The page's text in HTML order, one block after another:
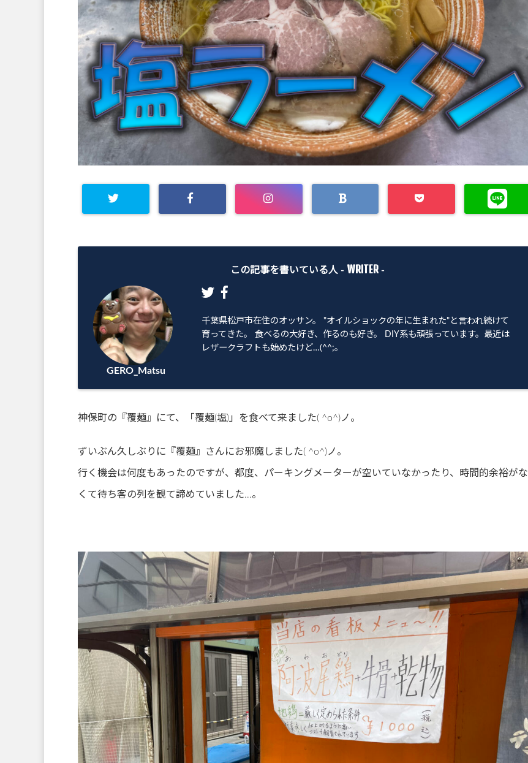
この記事を書いている人 - WRITER -
GERO_Matsu
千葉県松戸市在住のオッサン。 "オイルショックの年に生まれた"と言われ続けて
育ってきた。 食べるの大好き、作るのも好き。 DIY系も頑張っています。最近は
レザークラフトも始めたけど…(^^;。
神保町の『覆麺』にて、「覆麺(塩)」を食べて来ました( ^o^)ノ。
ずいぶん久しぶりに『覆麺』さんにお邪魔しました( ^o^)ノ。
行く機会は何度もあったのですが、都度、パーキングメーターが空いていなかったり、時間的余裕がな
くて待ち客の列を観て諦めていました…。